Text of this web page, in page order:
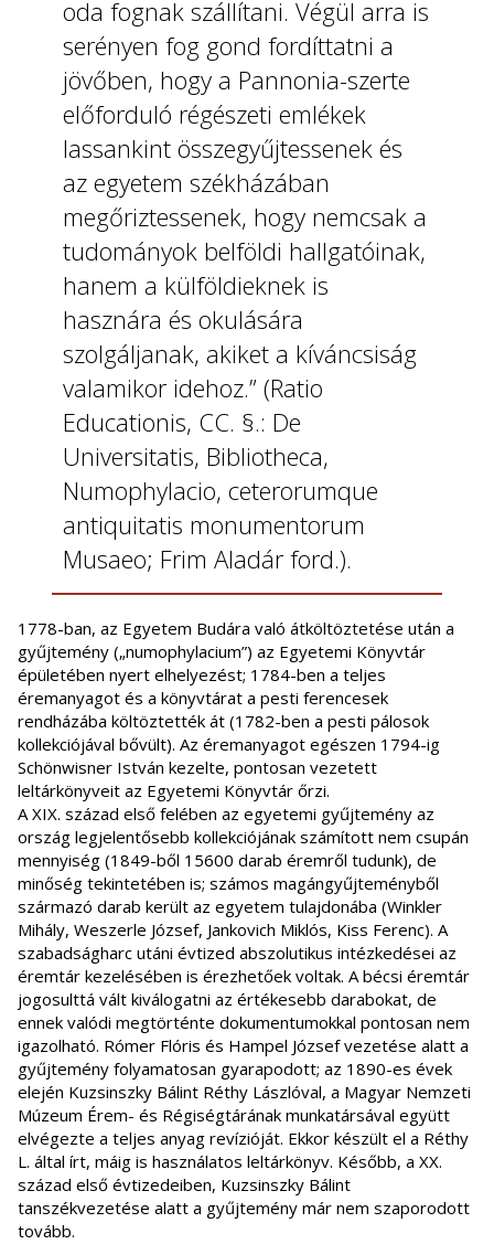
oda fognak szállítani. Végül arra is
serényen fog gond fordíttatni a
jövőben, hogy a Pannonia-szerte
előforduló régészeti emlékek
lassankint összegyűjtessenek és
az egyetem székházában
megőriztessenek, hogy nemcsak a
tudományok belföldi hallgatóinak,
hanem a külföldieknek is
hasznára és okulására
szolgáljanak, akiket a kíváncsiság
valamikor idehoz.” (Ratio
Educationis, CC. §.: De
Universitatis, Bibliotheca,
Numophylacio, ceterorumque
antiquitatis monumentorum
Musaeo; Frim Aladár ford.).
1778-ban, az Egyetem Budára való átköltöztetése után a
gyűjtemény („numophylacium”) az Egyetemi Könyvtár
épületében nyert elhelyezést; 1784-ben a teljes
éremanyagot és a könyvtárat a pesti ferencesek
rendházába költöztették át (1782-ben a pesti pálosok
kollekciójával bővült). Az éremanyagot egészen 1794-ig
Schönwisner István kezelte, pontosan vezetett
leltárkönyveit az Egyetemi Könyvtár őrzi.
A XIX. század első felében az egyetemi gyűjtemény az
ország legjelentősebb kollekciójának számított nem csupán
mennyiség (1849-ből 15600 darab éremről tudunk), de
minőség tekintetében is; számos magángyűjteményből
származó darab került az egyetem tulajdonába (Winkler
Mihály, Weszerle József, Jankovich Miklós, Kiss Ferenc). A
szabadságharc utáni évtized abszolutikus intézkedései az
éremtár kezelésében is érezhetőek voltak. A bécsi éremtár
jogosulttá vált kiválogatni az értékesebb darabokat, de
ennek valódi megtörténte dokumentumokkal pontosan nem
igazolható. Rómer Flóris és Hampel József vezetése alatt a
gyűjtemény folyamatosan gyarapodott; az 1890-es évek
elején Kuzsinszky Bálint Réthy Lászlóval, a Magyar Nemzeti
Múzeum Érem- és Régiségtárának munkatársával együtt
elvégezte a teljes anyag revízióját. Ekkor készült el a Réthy
L. által írt, máig is használatos leltárkönyv. Később, a XX.
század első évtizedeiben, Kuzsinszky Bálint
tanszékvezetése alatt a gyűjtemény már nem szaporodott
tovább.